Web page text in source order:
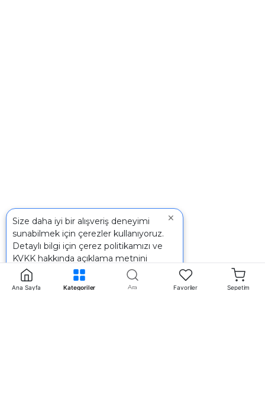
×
Size daha iyi bir alışveriş deneyimi
sunabilmek için çerezler kullanıyoruz.
Detaylı bilgi için çerez politikamızı ve
KVKK hakkında açıklama metnini
inceleyebilirsiniz.
Ana Sayfa Kategoriler Ara Favoriler Sepetim